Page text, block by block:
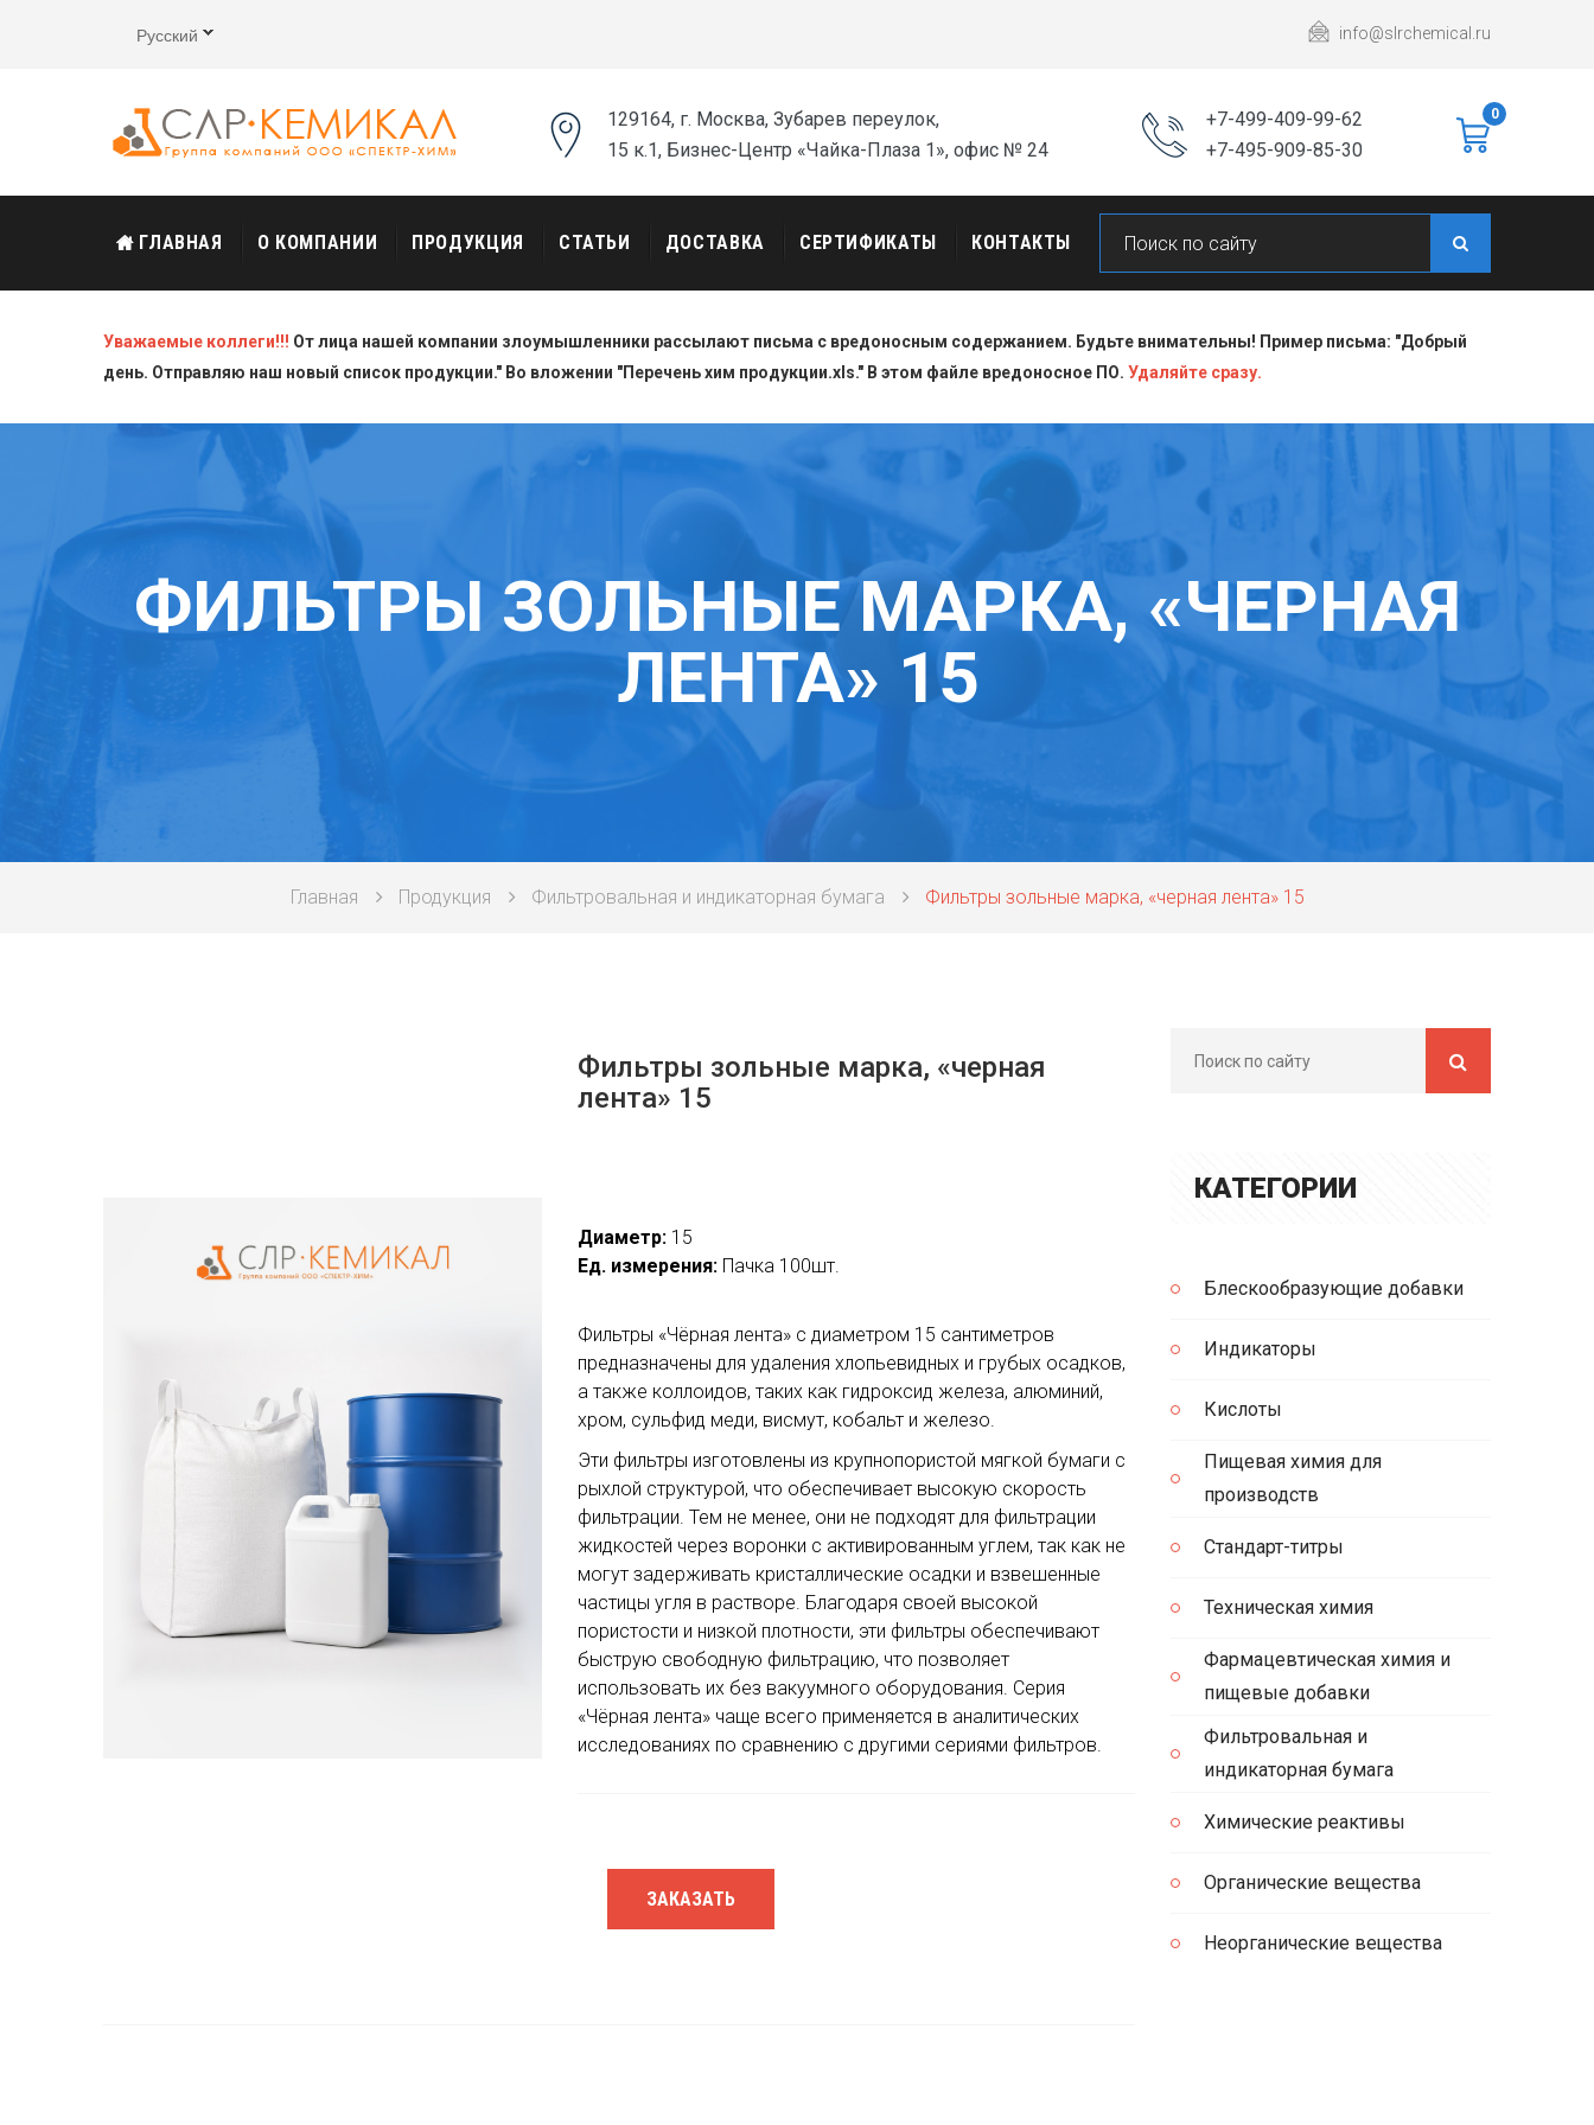
Русский info@slrchemical.ru
129164, г. Москва, Зубарев переулок,
15 к.1, Бизнес-Центр «Чайка-Плаза 1», офис № 24
+7-499-409-99-62
+7-495-909-85-30
0
ГЛАВНАЯ О КОМПАНИИ ПРОДУКЦИЯ СТАТЬИ ДОСТАВКА СЕРТИФИКАТЫ КОНТАКТЫ
Уважаемые коллеги!!! От лица нашей компании злоумышленники рассылают письма с вредоносным содержанием. Будьте внимательны! Пример письма: "Добрый
день. Отправляю наш новый список продукции." Во вложении "Перечень хим продукции.xls." В этом файле вредоносное ПО. Удаляйте сразу.
ФИЛЬТРЫ ЗОЛЬНЫЕ МАРКА, «ЧЕРНАЯ
ЛЕНТА» 15
Главная Продукция Фильтровальная и индикаторная бумага Фильтры зольные марка, «черная лента» 15
Фильтры зольные марка, «черная
лента» 15
Диаметр: 15
Ед. измерения: Пачка 100шт.
Фильтры «Чёрная лента» с диаметром 15 сантиметров
предназначены для удаления хлопьевидных и грубых осадков,
а также коллоидов, таких как гидроксид железа, алюминий,
хром, сульфид меди, висмут, кобальт и железо.
Эти фильтры изготовлены из крупнопористой мягкой бумаги с
рыхлой структурой, что обеспечивает высокую скорость
фильтрации. Тем не менее, они не подходят для фильтрации
жидкостей через воронки с активированным углем, так как не
могут задерживать кристаллические осадки и взвешенные
частицы угля в растворе. Благодаря своей высокой
пористости и низкой плотности, эти фильтры обеспечивают
быструю свободную фильтрацию, что позволяет
использовать их без вакуумного оборудования. Серия
«Чёрная лента» чаще всего применяется в аналитических
исследованиях по сравнению с другими сериями фильтров.
ЗАКАЗАТЬ
КАТЕГОРИИ
Блескообразующие добавки
Индикаторы
Кислоты
Пищевая химия для
производств
Стандарт-титры
Техническая химия
Фармацевтическая химия и
пищевые добавки
Фильтровальная и
индикаторная бумага
Химические реактивы
Органические вещества
Неорганические вещества